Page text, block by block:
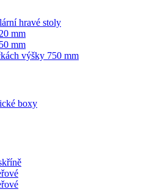
hravé stoly
mm
mm
výšky 750 mm
boxy